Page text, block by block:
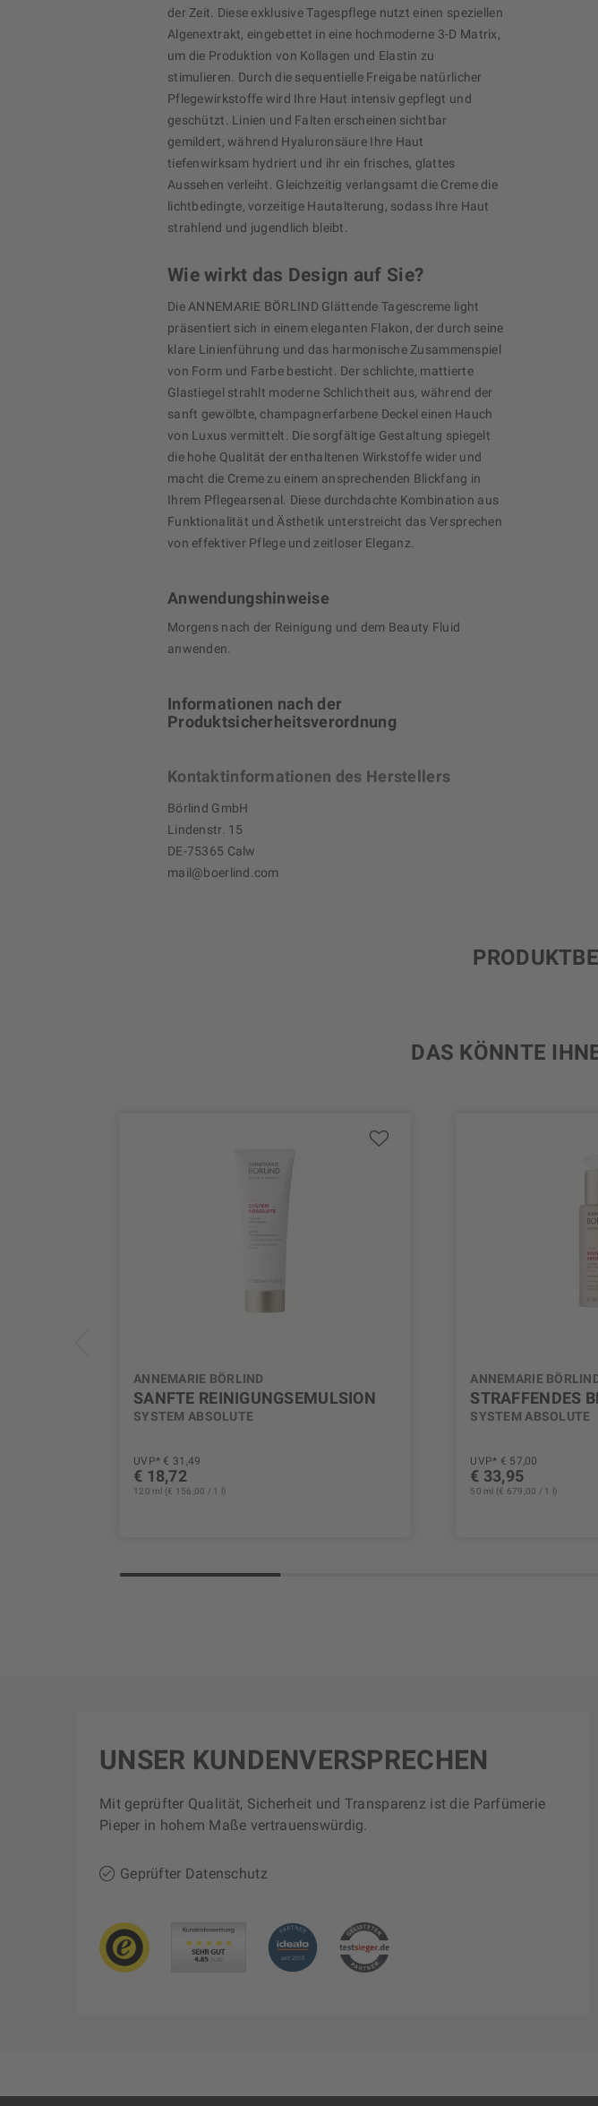
der Zeit. Diese exklusive Tagespflege nutzt einen speziellen
Algenextrakt, eingebettet in eine hochmoderne 3-D Matrix,
um die Produktion von Kollagen und Elastin zu
stimulieren. Durch die sequentielle Freigabe natürlicher
Pflegewirkstoffe wird Ihre Haut intensiv gepflegt und
geschützt. Linien und Falten erscheinen sichtbar
gemildert, während Hyaluronsäure Ihre Haut
tiefenwirksam hydriert und ihr ein frisches, glattes
Aussehen verleiht. Gleichzeitig verlangsamt die Creme die
lichtbedingte, vorzeitige Hautalterung, sodass Ihre Haut
strahlend und jugendlich bleibt.
Wie wirkt das Design auf Sie?
Die ANNEMARIE BÖRLIND Glättende Tagescreme light
präsentiert sich in einem eleganten Flakon, der durch seine
klare Linienführung und das harmonische Zusammenspiel
von Form und Farbe besticht. Der schlichte, mattierte
Glastiegel strahlt moderne Schlichtheit aus, während der
sanft gewölbte, champagnerfarbene Deckel einen Hauch
von Luxus vermittelt. Die sorgfältige Gestaltung spiegelt
die hohe Qualität der enthaltenen Wirkstoffe wider und
macht die Creme zu einem ansprechenden Blickfang in
Ihrem Pflegearsenal. Diese durchdachte Kombination aus
Funktionalität und Ästhetik unterstreicht das Versprechen
von effektiver Pflege und zeitloser Eleganz.
Anwendungshinweise
Morgens nach der Reinigung und dem Beauty Fluid
anwenden.
Informationen nach der
Produktsicherheitsverordnung
Kontaktinformationen des Herstellers
Börlind GmbH
Lindenstr. 15
DE-75365 Calw
mail@boerlind.com
DAS KÖNNTE
ANNEMARIE BÖRLIND
SANFTE REINIGUNGSEMULSION
SYSTEM ABSOLUTE
UVP* € 31,49
€ 18,72
120 ml (€ 156,00 / 1 l)
ANNEMARIE
STRAFFENDES
SYSTEM ABSOLUTE
UVP* € 57,00
€ 33,95
50 ml (€ 679,00 / 1 l)
UNSER KUNDENVERSPRECHEN
Mit geprüfter Qualität, Sicherheit und Transparenz ist die Parfümerie
Pieper in hohem Maße vertrauenswürdig.
Geprüfter Datenschutz